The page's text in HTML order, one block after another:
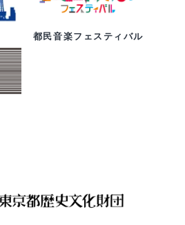
都民音楽フェスティバル